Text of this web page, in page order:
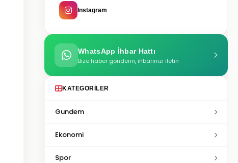
Instagram
WhatsApp İhbar Hattı
Bize haber gönderin, ihbarınızı iletin
KATEGORILER
Gundem
Ekonomi
Spor